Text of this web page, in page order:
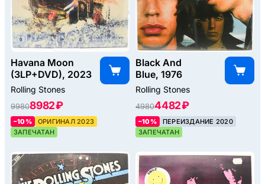
Havana Moon
(3LP+DVD), 2023
Rolling Stones
99808982 ₽
–10%
ОРИГИНАЛ 2023
ЗАПЕЧАТАН
Black And
Blue, 1976
Rolling Stones
49804482 ₽
–10%
ПЕРЕИЗДАНИЕ 2020
ЗАПЕЧАТАН